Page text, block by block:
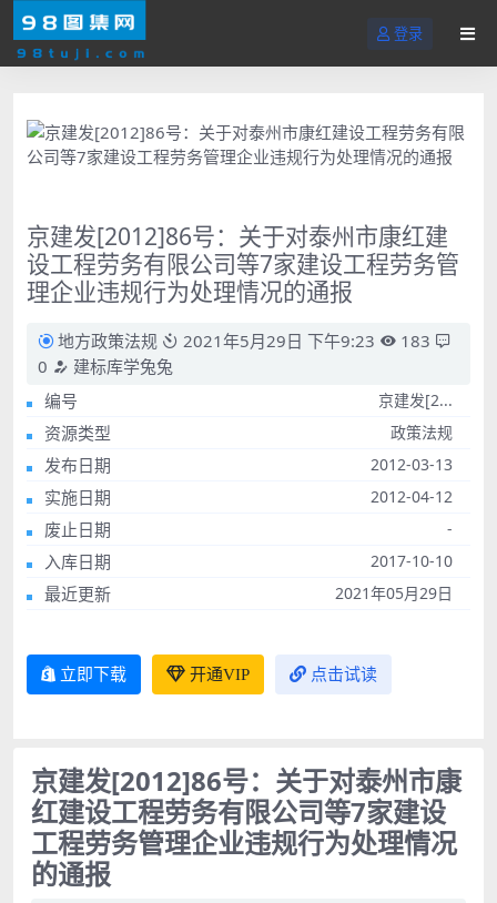
登录
京建发[2012]86号：关于对泰州市康红建
设工程劳务有限公司等7家建设工程劳务管
理企业违规行为处理情况的通报
地方政策法规 2021年5月29日 下午9:23
183
0
建标库学兔兔
编号
京建发[2...
资源类型 政策法规
发布日期 2012-03-13
实施日期 2012-04-12
废止日期 -
入库日期 2017-10-10
最近更新 2021年05月29日
立即下载 开通VIP 点击试读
京建发[2012]86号：关于对泰州市康
红建设工程劳务有限公司等7家建设
工程劳务管理企业违规行为处理情况
的通报